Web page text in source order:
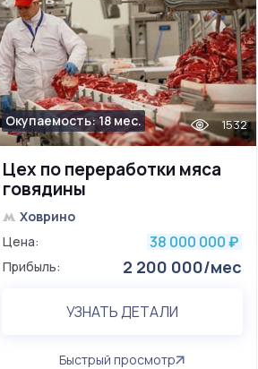
Цех по переработки мяса
говядины
Окупаемость: 18 мес. 1532
Ховрино
Цена:
38 000 000 ₽
Прибыль: 2 200 000/мес
УЗНАТЬ ДЕТАЛИ
Быстрый просмотр